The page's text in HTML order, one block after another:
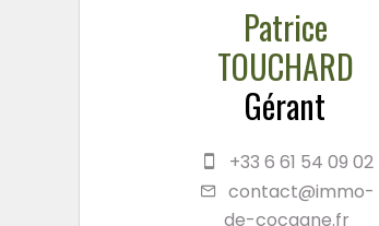
Patrice
TOUCHARD
Gérant
+33 6 61 54 09 02
contact@immo-
de-cocagne.fr